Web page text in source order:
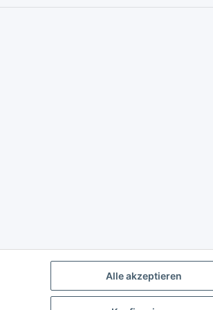
Alle akzeptieren